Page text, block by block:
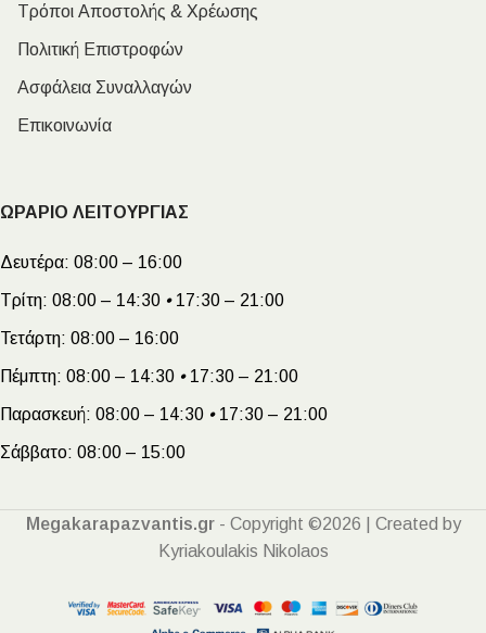
Τρόποι Αποστολής & Χρέωσης
Πολιτική Επιστροφών
Ασφάλεια Συναλλαγών
Επικοινωνία
ΩΡΑΡΙΟ ΛΕΙΤΟΥΡΓΙΑΣ
Δευτέρα: 08:00 – 16:00
Τρίτη: 08:00 – 14:30 •17:30 – 21:00
Τετάρτη: 08:00 – 16:00
Πέμπτη: 08:00 – 14:30 •17:30 – 21:00
Παρασκευή: 08:00 – 14:30 •17:30 – 21:00
Σάββατο: 08:00 – 15:00
Megakarapazvantis.gr- Copyright ©2026 | Created by
Kyriakoulakis Nikolaos